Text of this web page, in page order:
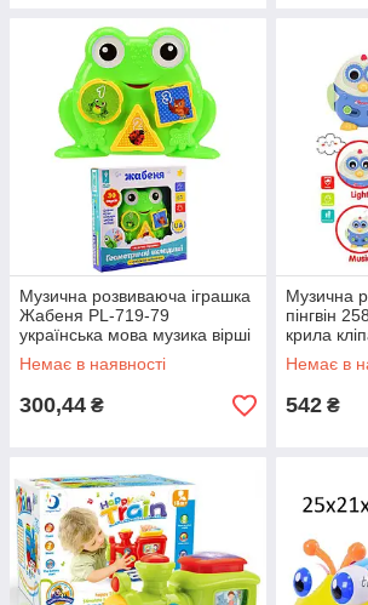
Музична розвиваюча іграшка
Жабеня PL-719-79
українська мова музика вірші
фрази в коробці 20*20,2*4,4
см
Немає в наявності
300,44 ₴
Музична
пінгвін
крила
в
Немає в
542 ₴